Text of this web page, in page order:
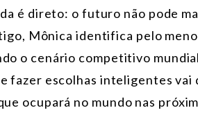
é direto: o futuro não pode
Mônica identifica pelo
o cenário competitivo
e fazer escolhas inteligentes
ocupará no mundo nas